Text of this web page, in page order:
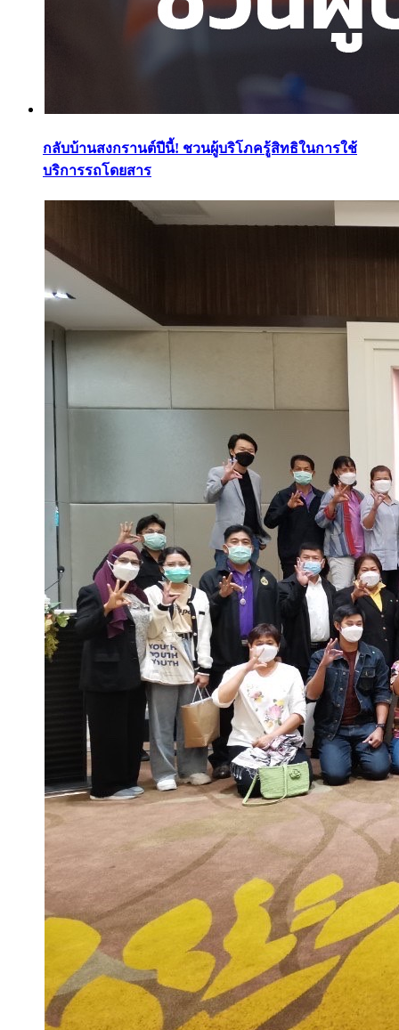
กลับบ้านสงกรานต์ปีนี้! ชวนผู้บริโภครู้สิทธิในการใช้
บริการรถโดยสาร